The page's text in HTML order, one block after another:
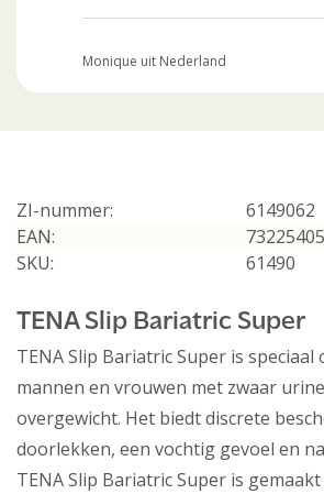
Monique uit Nederland
ZI-nummer:
6149062
EAN:
SKU:
61490
TENA Slip Bariatric Super
TENA Slip Bariatric Super is
mannen en vrouwen met zwaar
overgewicht. Het biedt discrete
doorlekken, een vochtig gevoel en
TENA Slip Bariatric Super is